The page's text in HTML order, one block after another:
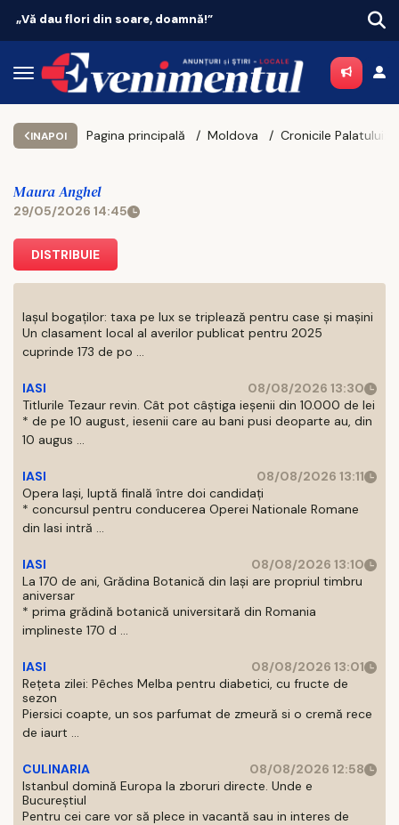
Vacanțe 2026: Portugalia conduce
INAPOI Pagina principală Moldova
Maura Anghel
29/05/2026 14:45
DISTRIBUIE
Iașul bogaților: taxa pe lux se triplează pentru case și mașini
Un clasament local al averilor publicat pentru 2025
cuprinde 173 de po ...
IASI
08/08/2026 13:30
Titlurile Tezaur revin. Cât pot câștiga ieșenii din 10.000 de lei
* de pe 10 august, iesenii care au bani pusi deoparte au, din
10 augus ...
IASI
08/08/2026 13:11
Opera Iași, luptă finală între doi candidați
* concursul pentru conducerea Operei Nationale Romane
din Iasi intră ...
IASI
08/08/2026 13:10
La 170 de ani, Grădina Botanică din Iași are propriul timbru
aniversar
* prima grădină botanică universitară din Romania
implineste 170 d ...
IASI
08/08/2026 13:01
Rețeta zilei: Pêches Melba pentru diabetici, cu fructe de
sezon
Piersici coapte, un sos parfumat de zmeură si o cremă rece
de iaurt ...
CULINARIA
08/08/2026 12:58
Istanbul domină Europa la zboruri directe. Unde e
Bucureștiul
Pentru cei care vor să plece in vacantă sau in interes de